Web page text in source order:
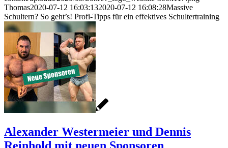
Thomas2020-07-12 16:03:132020-07-12 16:08:28Massive
Schultern? So geht’s! Profi-Tipps für ein effektives Schultertraining
Alexander Westermeier und Dennis
Reinhold mit neuen Sponsoren